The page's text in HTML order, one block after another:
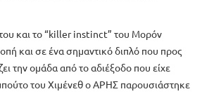
και το “killer instinct” του Μορόν
και σε ένα σημαντικό διπλό που προς
την ομάδα από το αδιέξοδο που είχε
του Χιμένεθ ο ΑΡΗΣ παρουσιάστηκε